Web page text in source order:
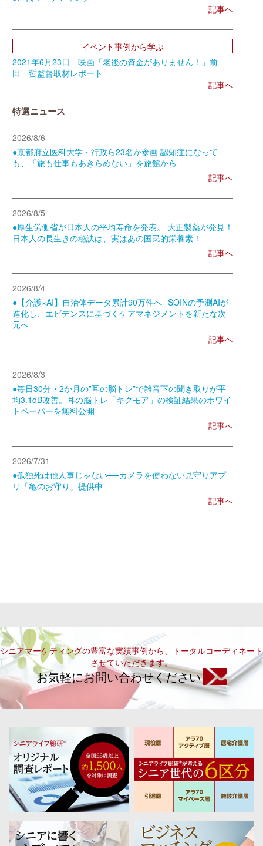
記事へ
イベント事例から学ぶ
2021年6月23日 映画「老後の資金がありません！」前
田 哲監督取材レポート
記事へ
特選ニュース
2026/8/6
●京都府立医科大学・行政ら23名が参画 認知症になって
も、「旅も仕事もあきらめない」を旅館から
記事へ
2026/8/5
●厚生労働省が日本人の平均寿命を発表。 大正製薬が発見！
日本人の長生きの秘訣は、実はあの国民的栄養素！
記事へ
2026/8/4
●【介護×AI】自治体データ累計90万件へ─SOINの予測AIが
進化し、エビデンスに基づくケアマネジメントを新たな次
元へ
記事へ
2026/8/3
●毎日30分・2か月の”耳の脳トレ”で雑音下の聞き取りが平
均3.1dB改善。耳の脳トレ「キクモア」の検証結果のホワイ
トペーパーを無料公開
記事へ
2026/7/31
●孤独死は他人事じゃない──カメラを使わない見守りアプ
リ「亀のお守り」提供中
記事へ
シニアマーケティングの豊富な実績事例から、トータルコーディネート
させていただきます。
お気軽にお問い合わせください